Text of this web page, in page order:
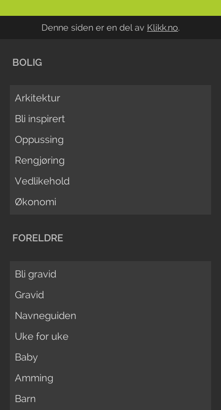
Denne siden er en del av Klikk.no.
BOLIG
Arkitektur
Bli inspirert
Oppussing
Rengjøring
Vedlikehold
Økonomi
FORELDRE
Bli gravid
Gravid
Navneguiden
Uke for uke
Baby
Amming
Barn